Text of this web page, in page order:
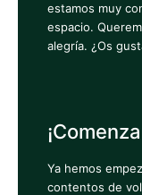
estamos muy
espacio.
alegría. ¿Os
Ya hemos
contentos de